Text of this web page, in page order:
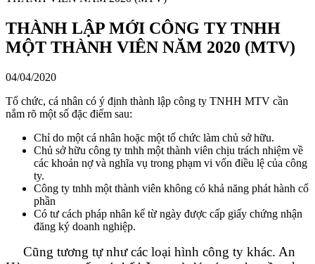
THÀNH LẬP MỚI CÔNG TY TNHH
MỘT THÀNH VIÊN NĂM 2020 (MTV)
04/04/2020
Tổ chức, cá nhân có ý định thành lập công ty TNHH MTV cần
nắm rõ một số đặc điểm sau:
Chỉ do một cá nhân hoặc một tổ chức làm chủ sở hữu.
Chủ sở hữu công ty tnhh một thành viên chịu trách nhiệm về
các khoản nợ và nghĩa vụ trong phạm vi vốn điều lệ của công
ty.
Công ty tnhh một thành viên không có khả năng phát hành cổ
phần
Có tư cách pháp nhân kể từ ngày được cấp giấy chứng nhận
đăng ký doanh nghiệp.
Cũng tương tự như các loại hình công ty khác. An